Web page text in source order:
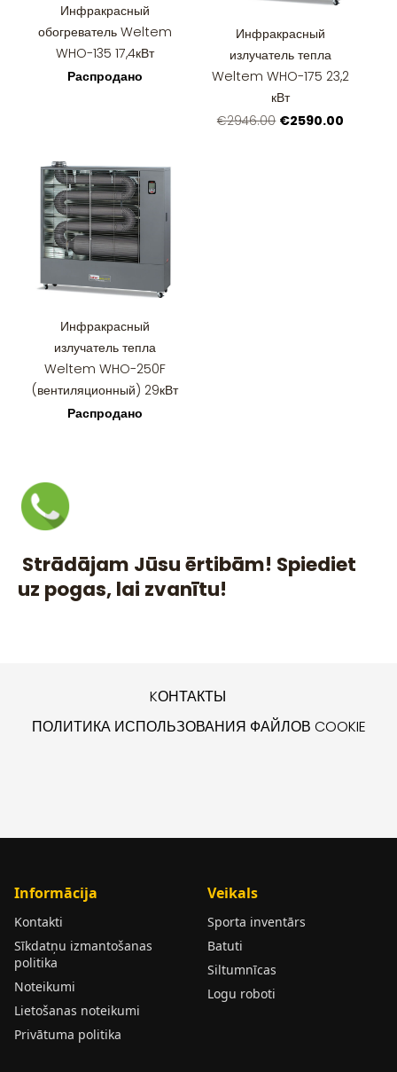
Strādājam Jūsu ērtibām! Spiediet
uz pogas, lai zvanītu!
Инфракрасный
обогреватель Weltem
WHO-135 17,4кВт
Распродано
Инфракрасный
излучатель тепла
Weltem WHO-175 23,2
кВт
€2946.00 €2590.00
Инфракрасный
излучатель тепла
Weltem WHO-250F
(вентиляционный) 29кВт
Распродано
KОНТАКТЫ
ПОЛИТИКА ИСПОЛЬЗОВАНИЯ ФАЙЛОВ COOKIE
Informācija
Kontakti
Sīkdatņu izmantošanas
politika
Noteikumi
Lietošanas noteikumi
Privātuma politika
Veikals
Sporta inventārs
Batuti
Siltumnīcas
Logu roboti